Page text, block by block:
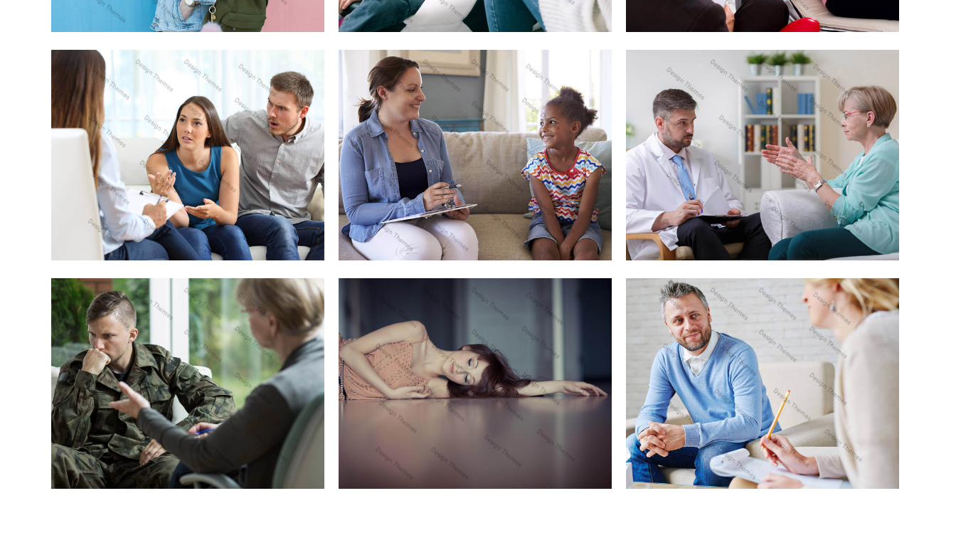
PROIN VENENATIS FELIS
PHOTOGRAPHY
AENEAN VITAE ENIM RHONCUS
WEB DESIGN
DONEC IN MAXIMUS AUGUE
PHOTOGRAPHY
VESTIBULUM PELLENTESQUE METUS
LOGO DESIGN
NULLA RHONCUS EFFICITUR AUGUE
DEVELOPMENT
ALIQUAM UT DICTUM SAPIEN
ANIMATION